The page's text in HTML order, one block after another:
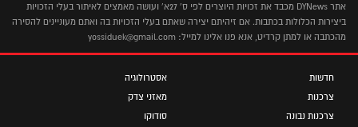
אתר DYNews מכבד את זכויות היוצרים לפי ס' 27א' ועושה מאמצים לאיתור בעלי הזכויות
ביצירות הכלולות בכתבות. אם זיהיתם יצירה שאתם בעלי הזכויות בה ואתם מעוניינים להסירה
מהכתבה או למתן קרדיט, אנא פנו אלינו למייל: yossiduek@gmail.com
חדשות
צרכנות
צרכנות נבונה
אסטרולוגיה
מאזני צדק
סודוקו